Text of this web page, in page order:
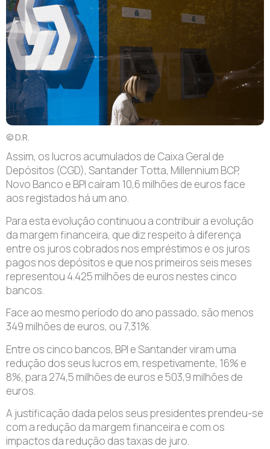
© D.R.
Assim, os lucros acumulados de Caixa Geral de
Depósitos (CGD), Santander Totta, Millennium BCP,
Novo Banco e BPI caíram 10,6 milhões de euros face
aos registados há um ano.
Para esta evolução continuou a contribuir a evolução
da margem financeira, que diz respeito à diferença
entre os juros cobrados nos empréstimos e os juros
pagos nos depósitos e que nos primeiros seis meses
representou 4.425 milhões de euros nestes cinco
bancos.
Face ao mesmo período do ano passado, são menos
349 milhões de euros, ou 7,31%.
Entre os cinco bancos, BPI e Santander viram uma
redução dos seus lucros em, respetivamente, 16% e
8%, para 274,5 milhões de euros e 503,9 milhões de
euros.
A justificação dada pelos seus presidentes prendeu-se
com a redução da margem financeira e com os
impactos da redução das taxas de juro.